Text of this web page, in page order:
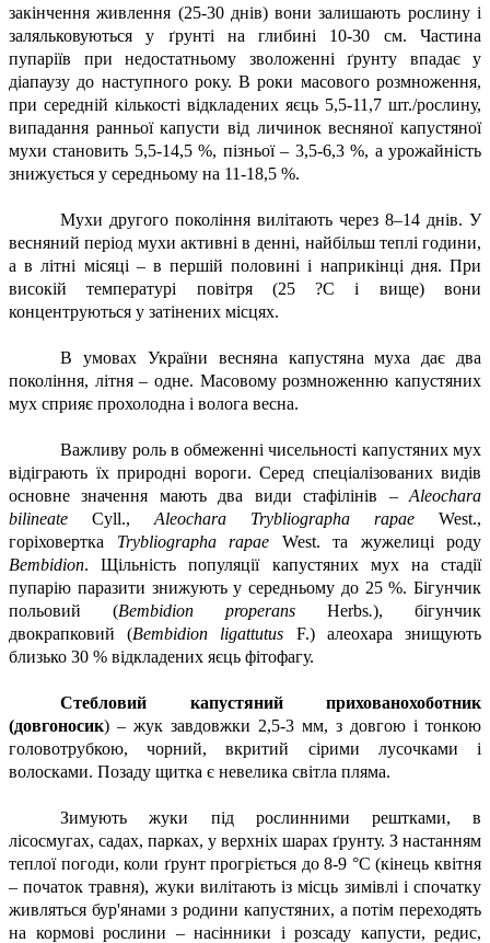
закінчення живлення (25-30 днів) вони залишають рослину і
заляльковуються у ґрунті на глибині 10-30 см. Частина
пупаріїв при недостатньому зволоженні ґрунту впадає у
діапаузу до наступного року. В роки масового розмноження,
при середній кількості відкладених яєць 5,5-11,7 шт./рослину,
випадання ранньої капусти від личинок весняної капустяної
мухи становить 5,5-14,5 %, пізньої – 3,5-6,3 %, а урожайність
знижується у середньому на 11-18,5 %.
Мухи другого покоління вилітають через 8–14 днів. У
весняний період мухи активні в денні, найбільш теплі години,
а в літні місяці – в першій половині і наприкінці дня. При
високій температурі повітря (25 ?С і вище) вони
концентруються у затінених місцях.
В умовах України весняна капустяна муха дає два
покоління, літня – одне. Масовому розмноженню капустяних
мух сприяє прохолодна і волога весна.
Важливу роль в обмеженні чисельності капустяних мух
відіграють їх природні вороги. Серед спеціалізованих видів
основне значення мають два види стафілінів – Aleochara
bilineate Cyll., Aleochara Trybliographa rapae West.,
горіховертка Trybliographa rapae West. та жужелиці роду
Bembidion. Щільність популяції капустяних мух на стадії
пупарію паразити знижують у середньому до 25 %. Бігунчик
польовий (Bembidion properans Herbs.), бігунчик
двокрапковий (Bembidion ligattutus F.) алеохара знищують
близько 30 % відкладених яєць фітофагу.
Стебловий капустяний прихованохоботник
(довгоносик) – жук завдовжки 2,5-3 мм, з довгою і тонкою
головотрубкою, чорний, вкритий сірими лусочками і
волосками. Позаду щитка є невелика світла пляма.
Зимують жуки під рослинними рештками, в
лісосмугах, садах, парках, у верхніх шарах ґрунту. З настанням
теплої погоди, коли ґрунт прогріється до 8-9 °С (кінець квітня
– початок травня), жуки вилітають із місць зимівлі і спочатку
живляться бур'янами з родини капустяних, а потім переходять
на кормові рослини – насінники і розсаду капусти, редис,